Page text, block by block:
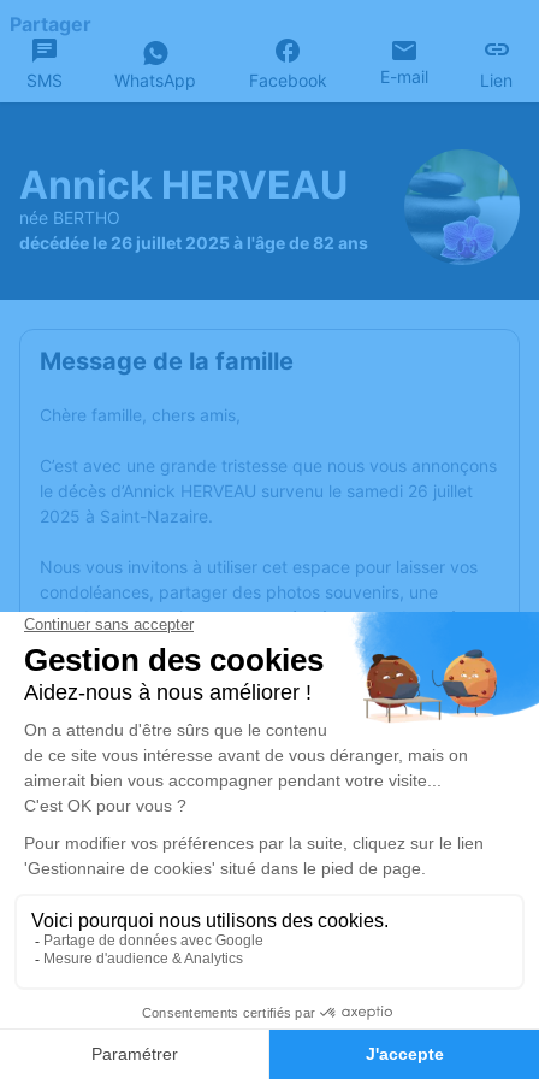
Faire-part Hommages
Partager
SMS WhatsApp Facebook E-mail Lien
Annick HERVEAU
née BERTHO
décédée le 26 juillet 2025 à l'âge de 82 ans
Message de la famille
Chère famille, chers amis,
C’est avec une grande tristesse que nous vous annonçons
le décès d’Annick HERVEAU survenu le samedi 26 juillet
2025 à Saint-Nazaire.
Nous vous invitons à utiliser cet espace pour laisser vos
condoléances, partager des photos souvenirs, une
anecdote ou exprimer vos pensées à travers des poèmes
ou des textes. Cet endroit est un lieu d'expression dédié à
honorer la mémoire d’Annick HERVEAU.
Un service de plantation d’arbre hommage estdisponible
vendredi 01 août 2025 à 14h30
Église Saint Sébastien de Pornichet
108 avenue de St Sébastien